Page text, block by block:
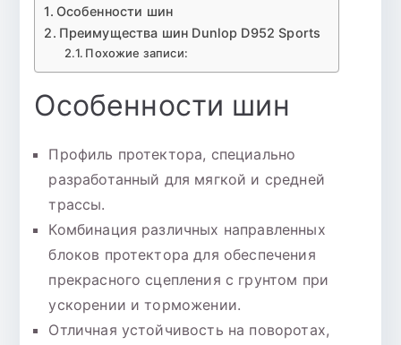
Особенности шин
Преимущества шин Dunlop D952 Sports
Похожие записи:
Особенности шин
Профиль протектора, специально
разработанный для мягкой и средней
трассы.
Комбинация различных направленных
блоков протектора для обеспечения
прекрасного сцепления с грунтом при
ускорении и торможении.
Отличная устойчивость на поворотах,